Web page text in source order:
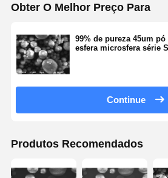
Polvo de sílica esférica
Nanosferas de Sílica
Cosméticos de microesferas de
Pó de nano sílica
pó de alumínio esférico
Obter O Melhor Preço Para
99% de pureza 45um
esfera microsfera série
Continue
Produtos Recomendados